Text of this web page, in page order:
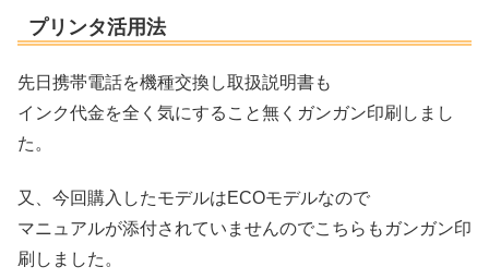
プリンタ活用法
先日携帯電話を機種交換し取扱説明書も
インク代金を全く気にすること無くガンガン印刷しまし
た。
又、今回購入したモデルはECOモデルなので
マニュアルが添付されていませんのでこちらもガンガン印
刷しました。